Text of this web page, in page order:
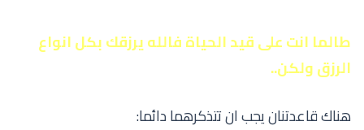
طالما انت على قيد الحياة فالله يرزقك بكل انواع
الرزق ولكن..
هناك قاعدتنان يجب ان تتذكرهما دائما: